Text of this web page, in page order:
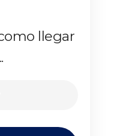
llegar